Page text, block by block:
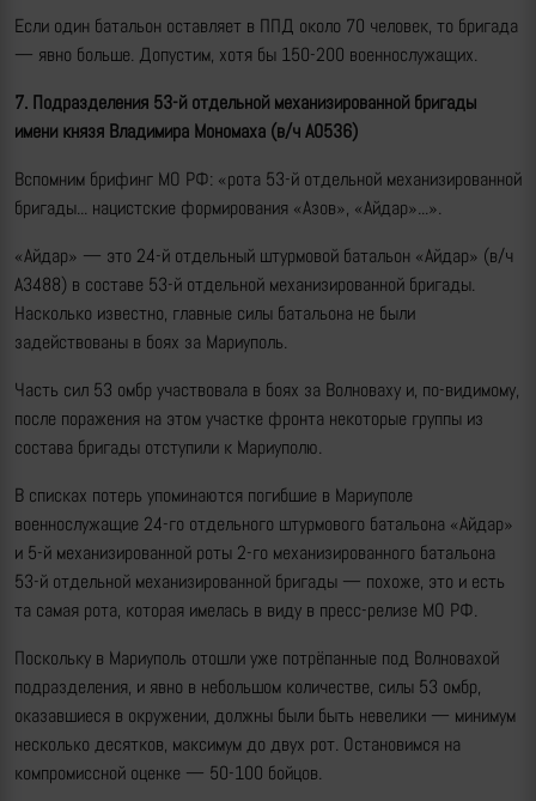
Если один батальон оставляет в ППД около 70 человек, то бригада
— явно больше. Допустим, хотя бы 150-200 военнослужащих.
7. Подразделения 53-й отдельной механизированной бригады
имени князя Владимира Мономаха (в/ч А0536)
Вспомним брифинг МО РФ: «рота 53-й отдельной механизированной
бригады... нацистские формирования «Азов», «Айдар»...».
«Айдар» — это 24-й отдельный штурмовой батальон «Айдар» (в/ч
А3488) в составе 53-й отдельной механизированной бригады.
Насколько известно, главные силы батальона не были
задействованы в боях за Мариуполь.
Часть сил 53 омбр участвовала в боях за Волноваху и, по-видимому,
после поражения на этом участке фронта некоторые группы из
состава бригады отступили к Мариуполю.
В списках потерь упоминаются погибшие в Мариуполе
военнослужащие 24-го отдельного штурмового батальона «Айдар»
и 5-й механизированной роты 2-го механизированного батальона
53-й отдельной механизированной бригады — похоже, это и есть
та самая рота, которая имелась в виду в пресс-релизе МО РФ.
Поскольку в Мариуполь отошли уже потрёпанные под Волновахой
подразделения, и явно в небольшом количестве, силы 53 омбр,
оказавшиеся в окружении, должны были быть невелики — минимум
несколько десятков, максимум до двух рот. Остановимся на
компромиссной оценке — 50-100 бойцов.